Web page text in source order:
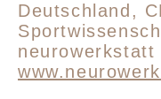
Deutschland,
neurowerkstatt |